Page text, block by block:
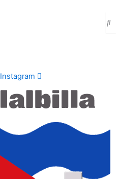
Instagram